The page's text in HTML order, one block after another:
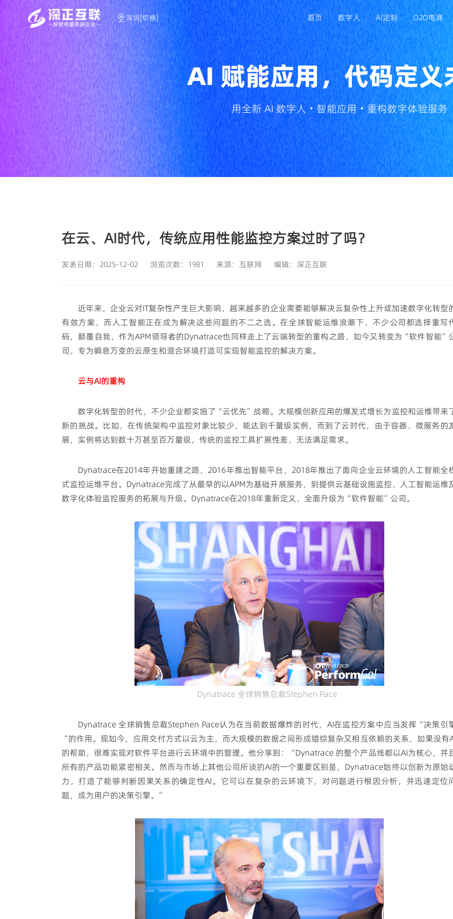
深圳[切换] 首页 数字人 AI定制 O2O电商
APP定制开发
满足移动端业务拓展，打造专属品牌应用
小程序开发
依托微信生态获客，降低用户使用门槛
ERP/CRM系统开发
满足桌面端高效办公，实现复杂业务本地处理
AI 赋能应用，代码定义
用全新 AI 数字人・智能应用・重构数字体验服务
在云、AI时代，传统应用性能监控方案过时了吗？
发表日期：2025-12-02 浏览次数：1981 来源： 互联网 编辑： 深正互联
近年来，企业云对IT复杂性产生巨大影响，越来越多的企业需要能够解决云复杂性上升或加速数字化转型
有效方案，而人工智能正在成为解决这些问题的不二之选。在全球智能运维浪潮下，不少公司都选择重写
码，颠覆自我，作为APM领导者的Dynatrace也同样走上了云端转型的重构之路，如今又转变为“软件智能”
司，专为瞬息万变的云原生和混合环境打造可实现智能监控的解决方案。
云与AI的重构
数字化转型的时代，不少企业都实施了“云优先”战略。大规模创新应用的爆发式增长为监控和运维带来
新的挑战。比如，在传统架构中监控对象比较少，能达到千量级实例，而到了云时代，由于容器、微服务的
展，实例将达到数十万甚至百万量级，传统的监控工具扩展性差，无法满足需求。
Dynatrace在2014年开始重建之路，2016年推出智能平台，2018年推出了面向企业云环境的人工智能全
式监控运维平台。Dynatrace完成了从最早的以APM为基础开展服务，到提供云基础设施监控、人工智能运维
数字化体验监控服务的拓展与升级。Dynatrace在2018年重新定义，全面升级为“软件智能”公司。
Dynatrace 全球销售总裁Stephen Pace
Dynatrace 全球销售总裁Stephen Pace认为在当前数据爆炸的时代，AI在监控方案中应当发挥“决策引
“的作用。现如今，应用交付方式以云为主，而大规模的数据之间形成错综复杂又相互依赖的关系，如果没有
的帮助，很难实现对软件平台进行云环境中的管理。他分享到：“Dynatrace 的整个产品线都以AI为核心，并
所有的产品功能紧密相关。然而与市场上其他公司所谈的AI的一个重要区别是，Dynatrace始终以创新为原始
力，打造了能够判断因果关系的确定性AI。它可以在复杂的云环境下，对问题进行根因分析，并迅速定位
题，成为用户的决策引擎。”